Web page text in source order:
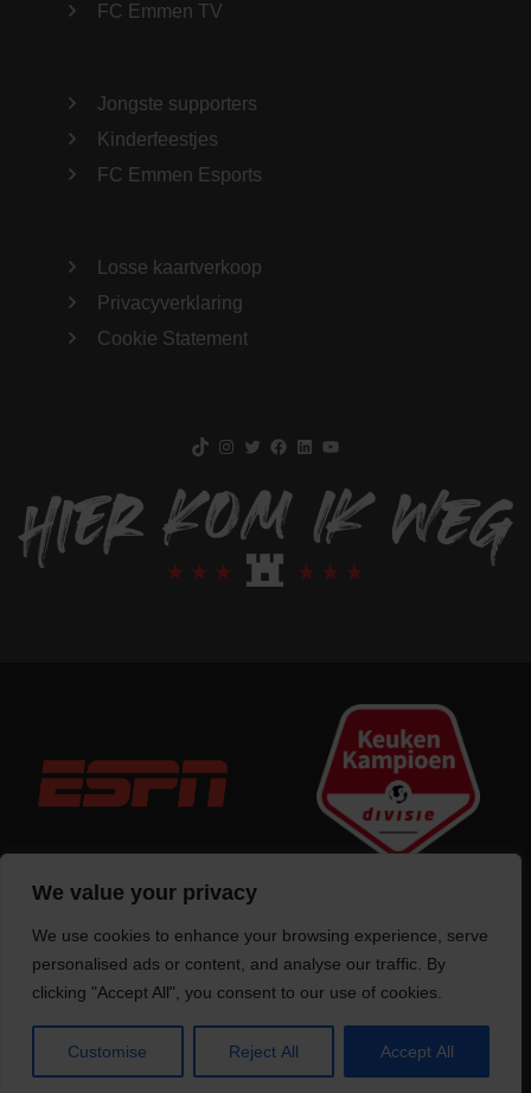
We value your privacy
We use cookies to enhance your browsing experience, serve
personalised ads or content, and analyse our traffic. By
clicking "Accept All", you consent to our use of cookies.
Customise Reject All Accept All
FC Emmen TV
Jongste supporters
Kinderfeestjes
FC Emmen Esports
Losse kaartverkoop
Privacyverklaring
Cookie Statement
Trotse bouwervan deze website